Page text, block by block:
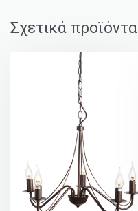
Σχετικά προϊόντα